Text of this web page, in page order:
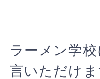
ラーメン学
言いただけま